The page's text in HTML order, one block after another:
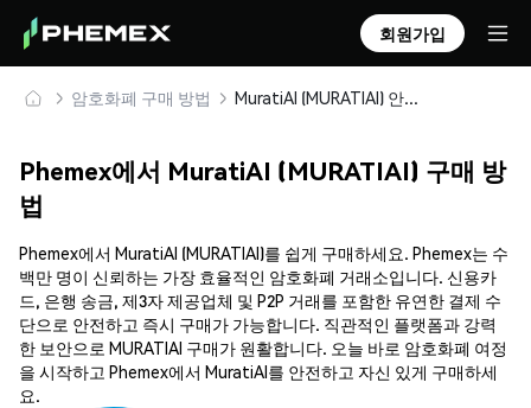
회원가입
암호화폐 구매 방법 MuratiAI (MURATIAI) 안전하게 구매 및 보관
Phemex에서 MuratiAI (MURATIAI) 구매 방
법
Phemex에서 MuratiAI (MURATIAI)를 쉽게 구매하세요. Phemex는 수
백만 명이 신뢰하는 가장 효율적인 암호화폐 거래소입니다. 신용카
드, 은행 송금, 제3자 제공업체 및 P2P 거래를 포함한 유연한 결제 수
단으로 안전하고 즉시 구매가 가능합니다. 직관적인 플랫폼과 강력
한 보안으로 MURATIAI 구매가 원활합니다. 오늘 바로 암호화폐 여정
을 시작하고 Phemex에서 MuratiAI를 안전하고 자신 있게 구매하세
요.